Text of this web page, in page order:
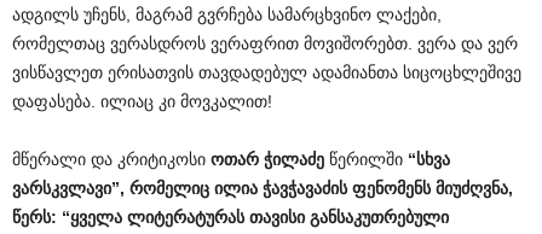
ადგილს უჩენს, მაგრამ გვრჩება სამარცხვინო ლაქები,
რომელთაც ვერასდროს ვერაფრით მოვიშორებთ. ვერა და ვერ
ვისწავლეთ ერისათვის თავდადებულ ადამიანთა სიცოცხლეშივე
დაფასება. ილიაც კი მოვკალით!
მწერალი და კრიტიკოსი ოთარ ჭილაძე წერილში “სხვა
ვარსკვლავი”, რომელიც ილია ჭავჭავაძის ფენომენს მიუძღვნა,
წერს: “ყველა ლიტერატურას თავისი განსაკუთრებული